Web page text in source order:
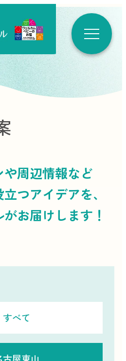
周辺情報など
つアイデアを、
お届けします！
すべて